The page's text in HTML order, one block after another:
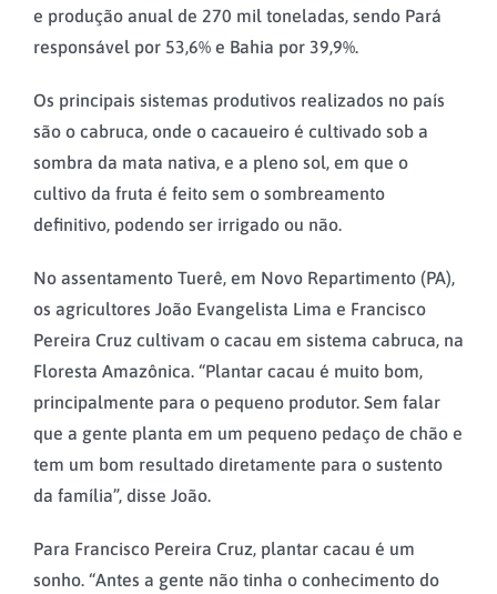
e produção anual de 270 mil toneladas, sendo Pará
responsável por 53,6% e Bahia por 39,9%.
Os principais sistemas produtivos realizados no país
são o cabruca, onde o cacaueiro é cultivado sob a
sombra da mata nativa, e a pleno sol, em que o
cultivo da fruta é feito sem o sombreamento
definitivo, podendo ser irrigado ou não.
No assentamento Tuerê, em Novo Repartimento (PA),
os agricultores João Evangelista Lima e Francisco
Pereira Cruz cultivam o cacau em sistema cabruca, na
Floresta Amazônica. “Plantar cacau é muito bom,
principalmente para o pequeno produtor. Sem falar
que a gente planta em um pequeno pedaço de chão e
tem um bom resultado diretamente para o sustento
da família”, disse João.
Para Francisco Pereira Cruz, plantar cacau é um
sonho. “Antes a gente não tinha o conhecimento do